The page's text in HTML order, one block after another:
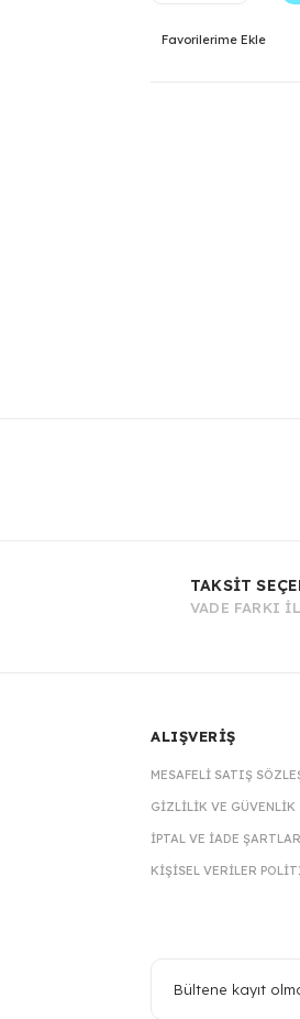
TAKSİT
VADE FARKI
ALIŞVERİŞ
MESAFELI SATIŞ
GIZLILIK VE GÜVENLIK
İPTAL VE İADE
KIŞISEL VERILER